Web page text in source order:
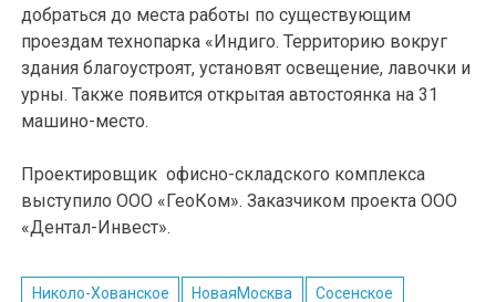
добраться до места работы по существующим
проездам технопарка «Индиго. Территорию вокруг
здания благоустроят, установят освещение, лавочки и
урны. Также появится открытая автостоянка на 31
машино-место.
Проектировщик офисно-складского комплекса
выступило ООО «ГеоКом». Заказчиком проекта ООО
«Дентал-Инвест».
Николо-Хованское НоваяМосква Сосенское